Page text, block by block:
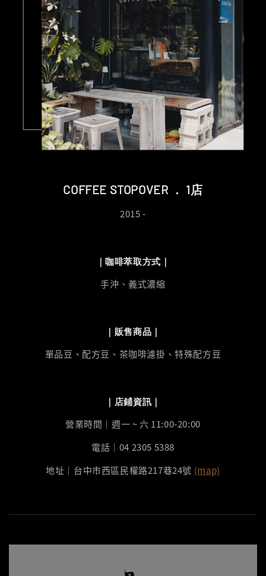
COFFEE STOPOVER ． 1店
2015 -
｜咖啡萃取方式｜
手沖、義式濃縮
｜販售商品｜
單品豆、配方豆、茶咖啡濾掛、特殊配方豆
｜店鋪資訊｜
營業時間｜週一 ~ 六 11:00-20:00
電話｜04 2305 5388
地址｜台中市西區民權路217巷24號 (map)